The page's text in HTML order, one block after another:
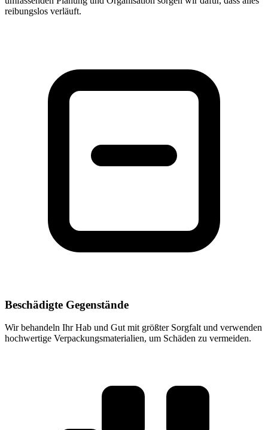
reibungslos verläuft.
Beschädigte Gegenstände
Wir behandeln Ihr Hab und Gut mit größter Sorgfalt und verwenden
hochwertige Verpackungsmaterialien, um Schäden zu vermeiden.